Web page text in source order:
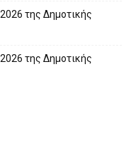
της Δημοτικής
της Δημοτικής